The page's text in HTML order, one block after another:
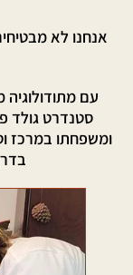
אנחנו לא
עם
סטנדרט גולד
ומשפחתו במרכז